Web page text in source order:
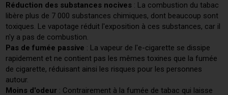
Réduction des substances nocives : La combustion du tabac
libère plus de 7 000 substances chimiques, dont beaucoup sont
toxiques. Le vapotage réduit l'exposition à ces substances, car il
n'y a pas de combustion.
Pas de fumée passive : La vapeur de l'e-cigarette se dissipe
rapidement et ne contient pas les mêmes toxines que la fumée
de cigarette, réduisant ainsi les risques pour les personnes
autour.
Moins d'odeur : Contrairement à la fumée de tabac qui laisse